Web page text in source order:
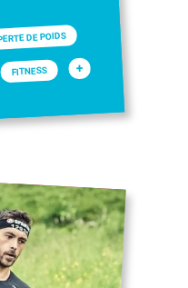
DE POIDS
FITNESS +